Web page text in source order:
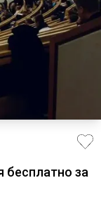
бесплатно за